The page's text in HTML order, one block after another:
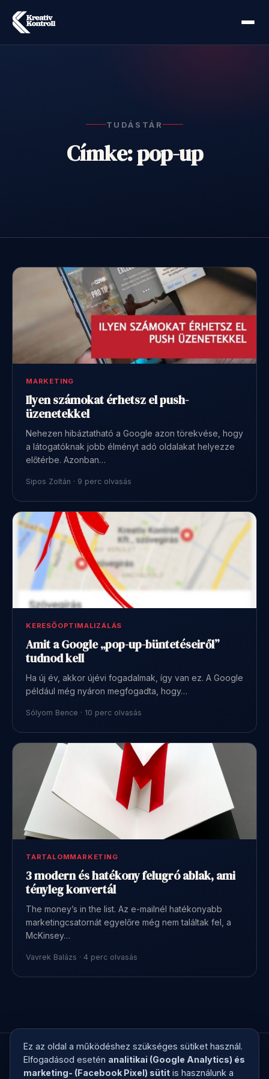
TUDÁSTÁR
Címke: pop-up
MARKETING
Ilyen számokat érhetsz el push-
üzenetekkel
Nehezen hibáztatható a Google azon törekvése, hogy
a látogatóknak jobb élményt adó oldalakat helyezze
előtérbe. Azonban…
Sipos Zoltán · 9 perc olvasás
KERESŐOPTIMALIZÁLÁS
Amit a Google „pop-up-büntetéseiről”
tudnod kell
Ha új év, akkor újévi fogadalmak, így van ez. A Google
például még nyáron megfogadta, hogy…
Sólyom Bence · 10 perc olvasás
TARTALOMMARKETING
3 modern és hatékony felugró ablak, ami
tényleg konvertál
The money’s in the list. Az e-mailnél hatékonyabb
marketingcsatornát egyelőre még nem találtak fel, a
McKinsey…
Vavrek Balázs · 4 perc olvasás
Ez az oldal a működéshez szükséges sütiket használ.
Elfogadásod esetén analitikai (Google Analytics) és
marketing- (Facebook Pixel) sütit is használunk a